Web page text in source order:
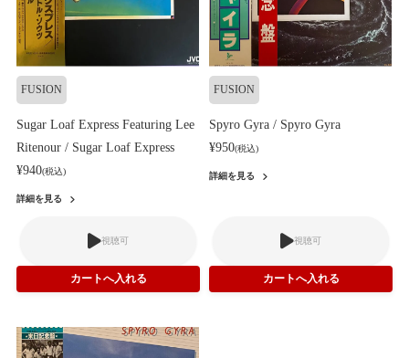
FUSION
Sugar Loaf Express Featuring Lee
Ritenour / Sugar Loaf Express
¥940(税込)
詳細を見る
視聴可
FUSION
Spyro Gyra / Spyro Gyra
¥950(税込)
詳細を見る
視聴可